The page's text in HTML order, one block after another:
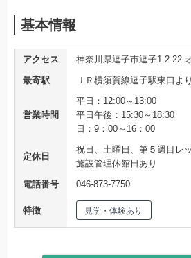
基本情報
アクセス
神奈川県逗子市逗子1-2-22
最寄駅
ＪＲ横須賀線逗子駅東口よ
営業時間
平日：12:00～13:00
平日午後：15:30～18:30
日：9：00～16：00
定休日
祝日、土曜日、第５週目レ
施設管理休館日あり
電話番号
046-873-7750
特徴 見学・体験あり